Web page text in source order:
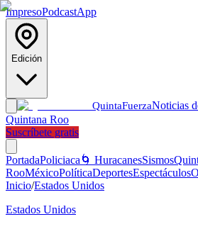
ImpresoPodcastApp
Edición
QuintaFuerzaNoticias
Quintana Roo
Suscríbete gratis
PortadaPoliciaca 🌀 HuracanesSismos
RooMéxicoPolíticaDeportesEspectáculos
Inicio/Estados Unidos
Estados Unidos